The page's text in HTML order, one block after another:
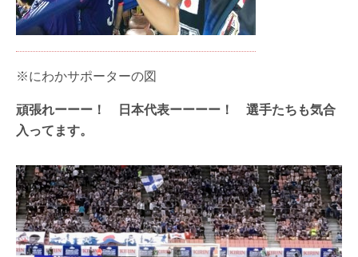
※にわかサポーターの図
頑張れーーー！ 日本代表ーーーー！ 選手たちも気合
入ってます。